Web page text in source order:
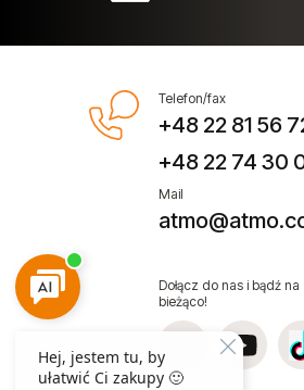
Mieszadła elektryczne
Miniaturowe narzędzia
pneumatyczne
Narzędzia dla przemysłu
Narzędzia dla lakierników
Telefon/fax
+48 22 81 56
+48 22 74 30
Mail
Dołącz do nas i bądź na
bieżąco!